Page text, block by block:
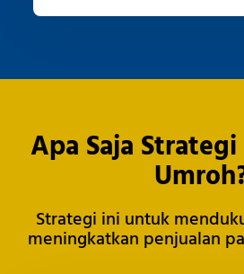
Apa Saja
Strategi ini untuk
meningkatkan penjualan